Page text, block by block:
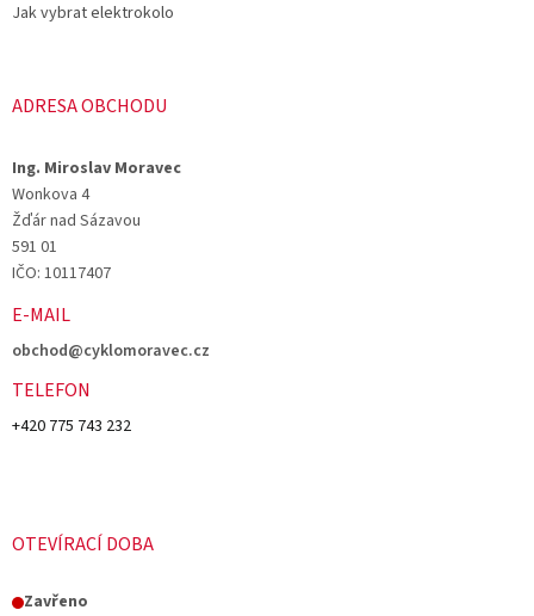
Jak vybrat elektrokolo
ADRESA OBCHODU
Ing. Miroslav Moravec
Wonkova 4
Žďár nad Sázavou
591 01
IČO: 10117407
E-MAIL
obchod@cyklomoravec.cz
TELEFON
+420 775 743 232
OTEVÍRACÍ DOBA
Zavřeno